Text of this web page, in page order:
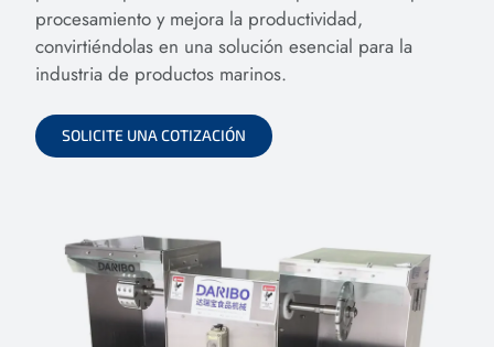
procesamiento y mejora la productividad,
convirtiéndolas en una solución esencial para la
industria de productos marinos.
SOLICITE UNA COTIZACIÓN